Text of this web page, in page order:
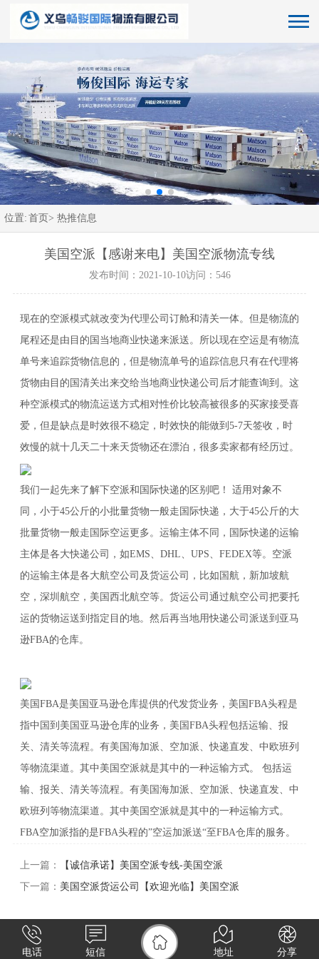
位置: 首页> 热推信息
美国空派【感谢来电】美国空派物流专线
发布时间：2021-10-10访问：546
现在的空派模式就改变为代理公司订舱和清关一体。但是物流的
尾程还是由目的国当地商业快递来派送。所以现在空运是有物流
单号来追踪货物信息的，但是物流单号的追踪信息只有在代理将
货物由目的国清关出来交给当地商业快递公司后才能查询到。这
种空派模式的物流运送方式相对性价比较高被很多的买家接受喜
爱，但是缺点是时效很不稳定，时效快的能做到5-7天签收，时
效慢的就十几天二十来天货物还在漂泊，很多卖家都有经历过。
我们一起先来了解下空派和国际快递的区别吧！ 适用对象不
同，小于45公斤的小批量货物一般走国际快递，大于45公斤的大
批量货物一般走国际空运更多。运输主体不同，国际快递的运输
主体是各大快递公司，如EMS、DHL、UPS、FEDEX等。空派
的运输主体是各大航空公司及货运公司，比如国航，新加坡航
空，深圳航空，美国西北航空等。货运公司通过航空公司把要托
运的货物运送到指定目的地。然后再当地用快递公司派送到亚马
逊FBA的仓库。
美国FBA是美国亚马逊仓库提供的代发货业务，美国FBA头程是
指中国到美国亚马逊仓库的业务，美国FBA头程包括运输、报
关、清关等流程。有美国海加派、空加派、快递直发、中欧班列
等物流渠道。其中美国空派就是其中的一种运输方式。 包括运
输、报关、清关等流程。有美国海加派、空加派、快递直发、中
欧班列等物流渠道。其中美国空派就是其中的一种运输方式。
FBA空加派指的是FBA头程的”空运加派送“至FBA仓库的服务。
上一篇：
【诚信承诺】美国空派专线-美国空派
下一篇： 美国空派货运公司【欢迎光临】美国空派
电话 短信 地址 分享